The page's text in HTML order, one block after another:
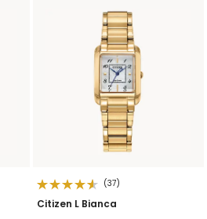
(37)
Citizen L Bianca